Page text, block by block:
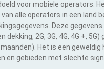
voor mobiele operators.
alle operators in een land
Deze
2G, 3G, 4G, 4G +,
Het is een
en gebieden met slechte